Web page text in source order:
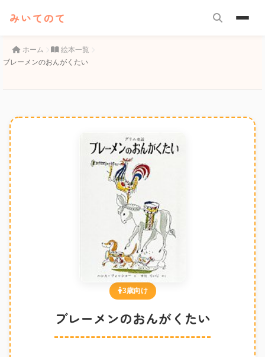
みいてのて
ホーム
絵本一覧
ブレーメンのおんがくたい
3歳向け
ブレーメンのおんがくたい